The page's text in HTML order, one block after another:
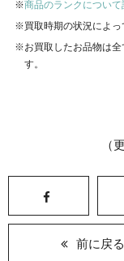
商品のランクについて
買取時期の状況によっ
お買取したお品物は全
す。
（
前に戻る